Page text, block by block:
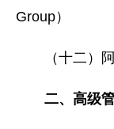
Group）
（十二）阿
二、高级